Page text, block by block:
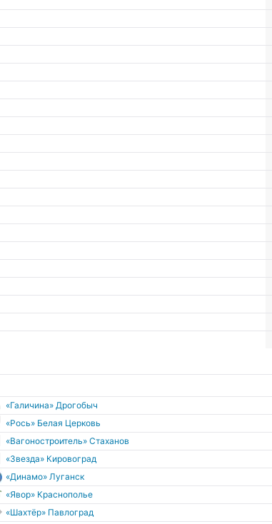
«Галичина» Дрогобыч
«Рось» Белая Церковь
«Вагоностроитель» Стаханов
«Звезда» Кировоград
«Динамо» Луганск
«Явор» Краснополье
«Шахтёр» Павлоград